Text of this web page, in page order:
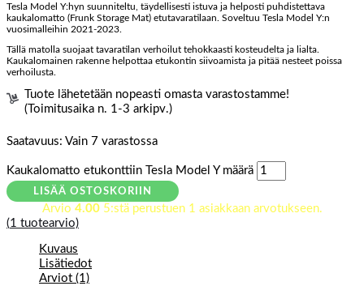
Tesla Model Y:hyn suunniteltu, täydellisesti istuva ja helposti puhdistettava
kaukalomatto (Frunk Storage Mat) etutavaratilaan. Soveltuu Tesla Model Y:n
vuosimalleihin 2021-2023.
Tällä matolla suojaat tavaratilan verhoilut tehokkaasti kosteudelta ja lialta.
Kaukalomainen rakenne helpottaa etukontin siivoamista ja pitää nesteet poissa
verhoilusta.
Tuote lähetetään nopeasti omasta varastostamme!
(Toimitusaika n. 1-3 arkipv.)
Saatavuus: Vain 7 varastossa
Kaukalomatto etukonttiin Tesla Model Y määrä
LISÄÄ OSTOSKORIIN
Arvio 4.005:stä perustuen 1 asiakkaan arvotukseen.
(1 tuotearvio)
Kuvaus
Lisätiedot
Arviot (1)